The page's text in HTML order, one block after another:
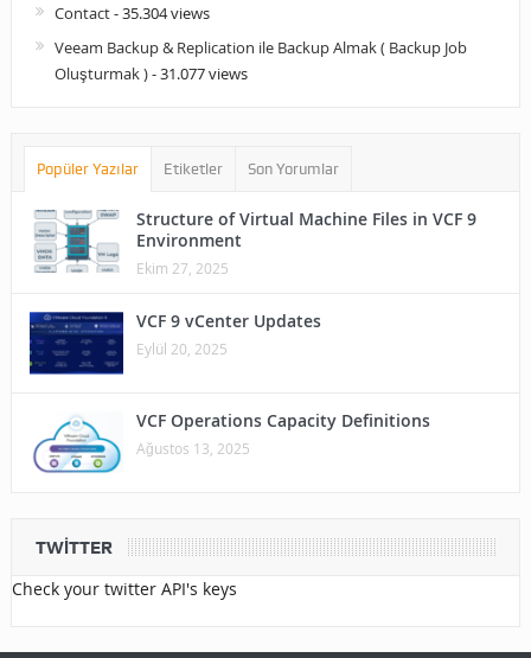
Contact- 35.304 views
Veeam Backup & Replication ile Backup Almak ( Backup Job
Oluşturmak )- 31.077 views
Popüler Yazılar Etiketler Son Yorumlar
Structure of Virtual Machine Files in VCF 9
Environment
Ekim 27, 2025
VCF 9 vCenter Updates
Eylül 20, 2025
VCF Operations Capacity Definitions
Ağustos 13, 2025
TWITTER
Check your twitter API's keys